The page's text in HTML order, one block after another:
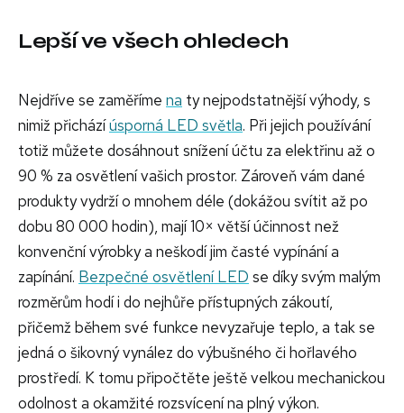
Lepší ve všech ohledech
Nejdříve se zaměříme na ty nejpodstatnější výhody, s
nimiž přicházíúsporná LED světla. Při jejich používání
totiž můžete dosáhnout snížení účtu za elektřinu až o
90 % za osvětlení vašich prostor. Zároveň vám dané
produkty vydrží o mnohem déle (dokážou svítit až po
dobu 80 000 hodin), mají 10× větší účinnost než
konvenční výrobky a neškodí jim časté vypínání a
zapínání. Bezpečné osvětlení LED se díky svým malým
rozměrům hodí i do nejhůře přístupných zákoutí,
přičemž během své funkce nevyzařuje teplo, a tak se
jedná o šikovný vynález do výbušného či hořlavého
prostředí. K tomu připočtěte ještě velkou mechanickou
odolnost a okamžité rozsvícení na plný výkon.